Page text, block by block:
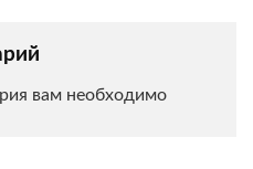
вам необходимо